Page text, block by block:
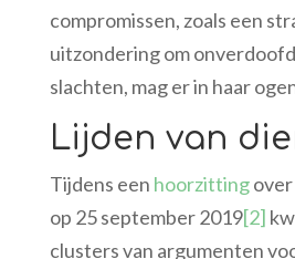
compromissen, zoals een
uitzondering om
slachten, mag er in haar
Lijden van
Tijdens een hoorzittingover
op 25 september 2019[2]
clusters van argumenten